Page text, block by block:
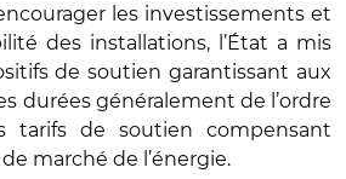
les investissements et
des installations, l’État a mis
de soutien garantissant aux
durées généralement de l’ordre
tarifs de soutien compensant
de marché de l’énergie.